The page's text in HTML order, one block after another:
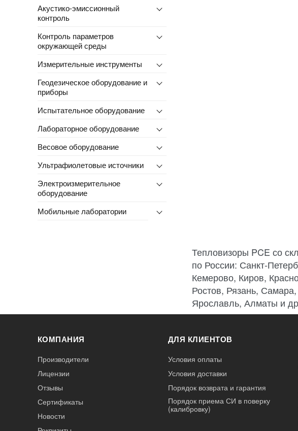
Акустико-эмиссионный
контроль
Контроль параметров
окружающей среды
Измерительные инструменты
Геодезическое оборудование и
приборы
Испытательное оборудование
Лабораторное оборудование
Весовое оборудование
Ультрафиолетовые источники
Электроизмерительное
оборудование
Мобильные лаборатории
Тепловизоры PCE со
по России: Санкт-
Кемерово, Киров,
Ростов, Рязань,
Ярославль, Алматы и
КОМПАНИЯ
Производители
Лицензии
Отзывы
Сертификаты
Новости
ДЛЯ КЛИЕНТОВ
Условия оплаты
Условия доставки
Порядок возврата и гарантия
Порядок приема СИ в поверку
(калибровку)